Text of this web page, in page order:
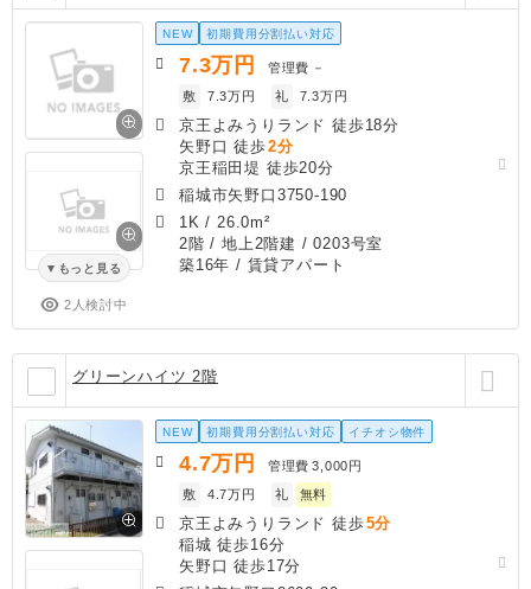
もっと見る
2人検討中
NEW 初期費用分割払い対応
7.3万円 管理費 －
敷
7.3万円 礼 7.3万円
京王よみうりランド 徒歩18分
矢野口 徒歩2分
京王稲田堤 徒歩20分
稲城市矢野口3750-190
1K / 26.0m²
2階 / 地上2階建 / 0203号室
築16年 / 賃貸アパート
グリーンハイツ 2階
NEW 初期費用分割払い対応 イチオシ物件
4.7万円 管理費 3,000円
敷
4.7万円 礼 無料
京王よみうりランド 徒歩5分
稲城 徒歩16分
矢野口 徒歩17分